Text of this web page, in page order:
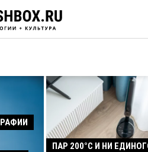
ПАР 200°C И НИ